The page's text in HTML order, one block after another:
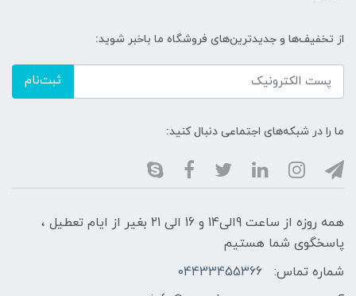
از تخفیف‌ها و جدیدترین‌های فروشگاه ما باخبر شوید:
ثبت‌نام
ما را در شبکه‌های اجتماعی دنبال کنید:
همه روزه از ساعت 9الی14 و 16 الی 21 بغیر از ایام تعطیل ،
پاسخگوی شما هستیم
شماره تماس:
04433455366